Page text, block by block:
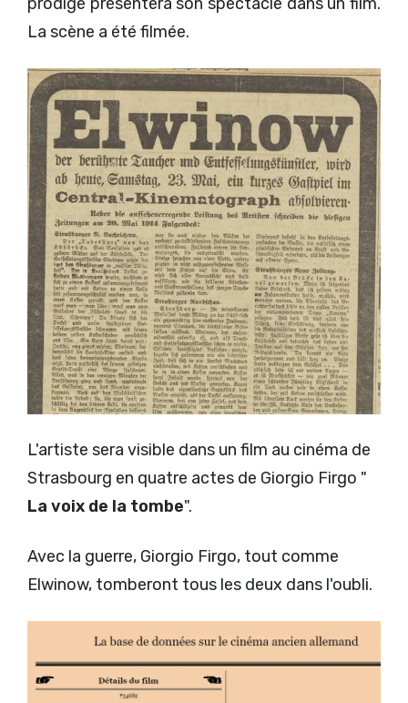
La scène a été filmée.
L'artiste sera visible dans un film au cinéma de
Strasbourg en quatre actes de Giorgio Firgo "
La voix de la tombe".
Avec la guerre, Giorgio Firgo, tout comme
Elwinow, tomberont tous les deux dans l'oubli.